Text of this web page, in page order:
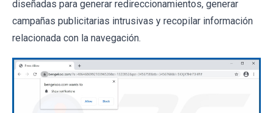
diseñadas para generar redireccionamientos, generar
campañas publicitarias intrusivas y recopilar información
relacionada con la navegación.